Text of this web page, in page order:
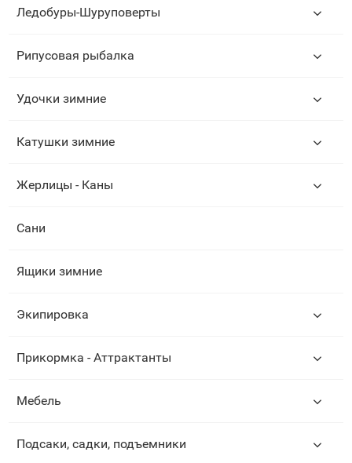
Ледобуры-Шуруповерты
Рипусовая рыбалка
Удочки зимние
Катушки зимние
Жерлицы - Каны
Сани
Ящики зимние
Экипировка
Прикормка - Аттрактанты
Мебель
Подсаки, садки, подъемники